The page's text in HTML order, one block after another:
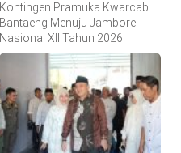
Kontingen Pramuka Kwarcab
Bantaeng Menuju Jambore
Nasional XII Tahun 2026